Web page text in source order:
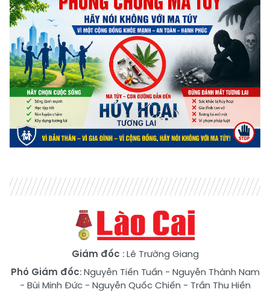
Giám đốc : Lê Trường Giang
Phó Giám đốc:Nguyễn Tiến Tuấn - Nguyễn Thành Nam
- Bùi Minh Đức- Nguyễn Quốc Chiến - Trần Thu Hiền